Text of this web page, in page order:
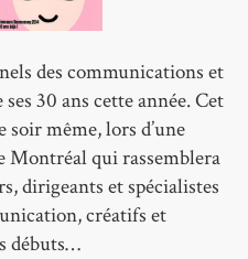
des communications et
30 ans cette année. Cet
même, lors d’une
Montréal qui rassemblera
dirigeants et spécialistes
créatifs et
débuts…